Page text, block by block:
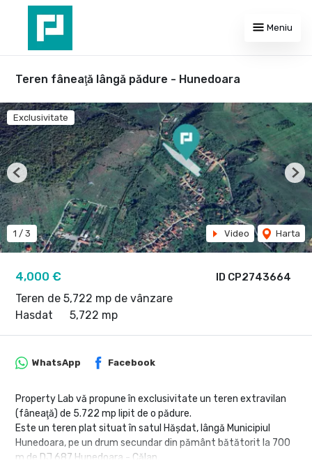
Meniu
Teren fâneaţă lângă pădure - Hunedoara
ID CP2743664
4,000 €
Teren de 5,722 mp de vânzare
Hasdat
5,722 mp
Exclusivitate
1 / 3 Video Harta
Previous
WhatsApp Facebook
Property Lab vă propune în exclusivitate un teren extravilan
(fâneaţă) de 5.722 mp lipit de o pădure.
Este un teren plat situat în satul Hăşdat, lângă Municipiul
Hunedoara, pe un drum secundar din pământ bătătorit la 700
m de DJ 687 Hunedoara - Călan.